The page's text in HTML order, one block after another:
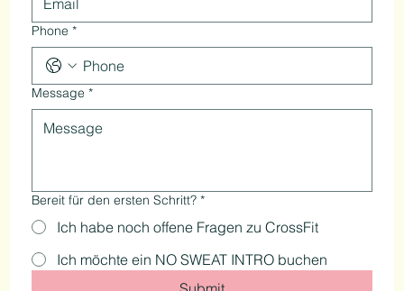
Phone *
Message *
Bereit für den ersten Schritt? *
Ich habe noch offene Fragen zu CrossFit
Ich möchte ein NO SWEAT INTRO buchen